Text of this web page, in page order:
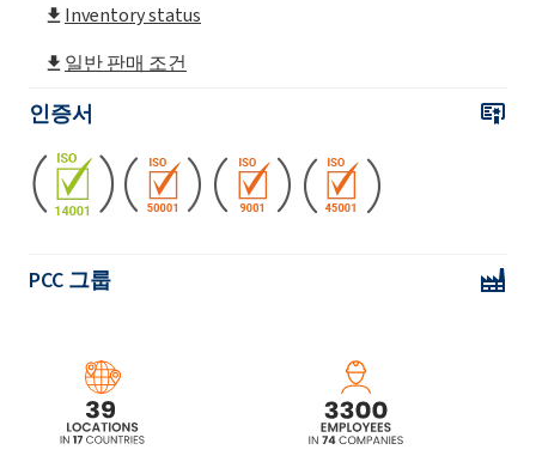
Inventory status
일반 판매 조건
인증서
PCC 그룹